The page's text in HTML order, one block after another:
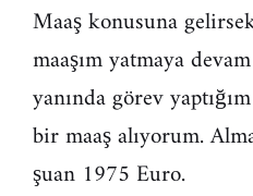
Maaş konusuna
maaşım yatmaya
yanında görev
bir maaş alıyorum.
şuan 1975 Euro.